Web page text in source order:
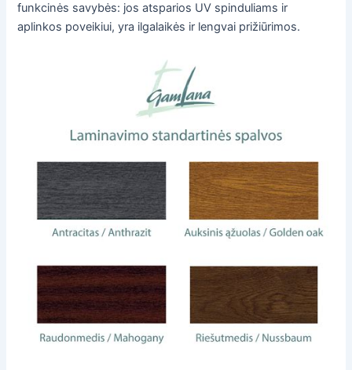
funkcinės savybės: jos atsparios UV spinduliams ir
aplinkos poveikiui, yra ilgalaikės ir lengvai prižiūrimos.